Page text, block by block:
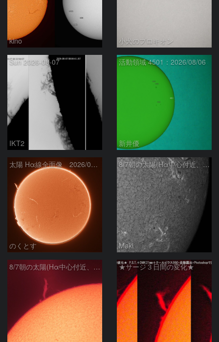
kino 小犬のプロキオン
Sun 2026-08-07
IKT2
活動領域 4501：2026/08/06
新井優
太陽 Hα線全面像 2026/08/07
のくとす
8/7朝の太陽(Hα中心付近、4498、4502付近)
Maki
8/7朝の太陽(Hα中心付近、プロミネンス) ★サージ３日間の変化★